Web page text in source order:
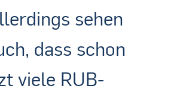
sehen
dass schon
viele RUB-